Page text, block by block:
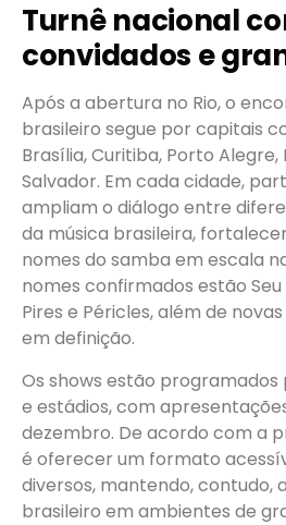
Turnê nacional
convidados e
Após a abertura no Rio, o
brasileiro segue por capitais
Brasília, Curitiba, Porto Alegre,
Salvador. Em cada cidade,
ampliam o diálogo entre
da música brasileira,
nomes do samba em escala
nomes confirmados estão
Pires e Péricles, além de
em definição.
Os shows estão
e estádios, com
dezembro. De acordo com a
é oferecer um formato
diversos, mantendo, contudo,
brasileiro em ambientes de